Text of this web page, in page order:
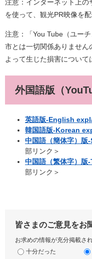
注意：インターネット上の
を使って、観光PR映像を配
注意：「You Tube（ユー
市とは一切関係ありません
よって生じた損害について
外国語版（
英語版-English
韓国語版-Korean
中国語（簡体字）
部リンク＞
中国語（繁体字）
部リンク＞
皆さまのご意見をお
お求めの情報が充分掲載さ
十分だった